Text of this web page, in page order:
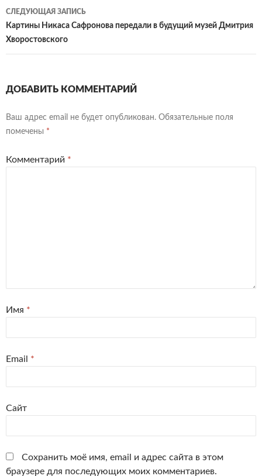
СЛЕДУЮЩАЯ ЗАПИСЬ
Картины Никаса Сафронова передали в будущий музей Дмитрия
Хворостовского
ДОБАВИТЬ КОММЕНТАРИЙ
Ваш адрес email не будет опубликован. Обязательные поля
помечены *
Комментарий *
Имя *
Email *
Сайт
Сохранить моё имя, email и адрес сайта в этом
браузере для последующих моих комментариев.